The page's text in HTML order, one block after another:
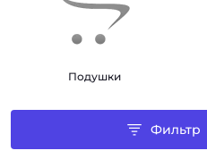
Подушки
Фильтр